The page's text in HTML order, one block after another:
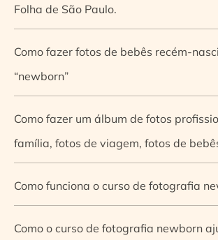
Folha de São Paulo.
Como fazer fotos de bebês recém-
“newborn”
Como fazer um álbum de fotos
família, fotos de viagem, fotos de
Como funciona o curso de fotografia
Como o curso de fotografia newborn